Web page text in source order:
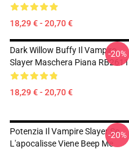
18,29 € - 20,70 €
Dark Willow Buffy Il Vampiro
Slayer Maschera Piana RB2611
18,29 € - 20,70 €
-20%
Potenzia Il Vampire Slayer Se
L'apocalisse Viene Beep Me
-20%